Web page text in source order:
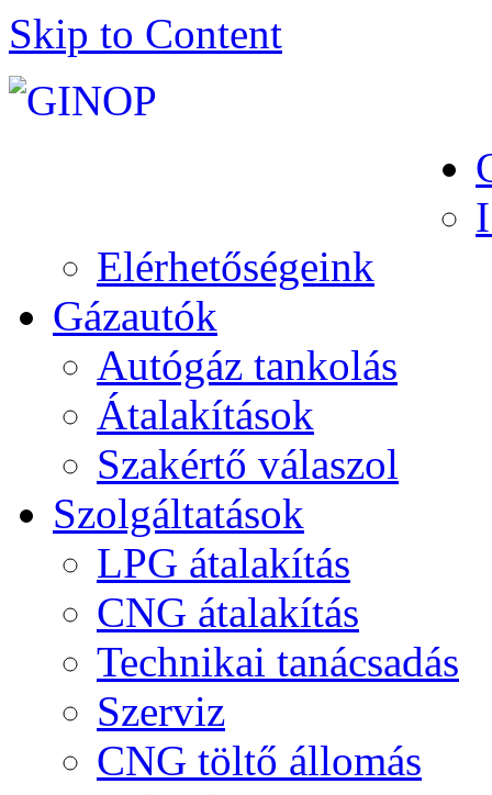
Skip to Content
Elérhetőségeink
Gázautók
Autógáz tankolás
Átalakítások
Szakértő válaszol
Szolgáltatások
LPG átalakítás
CNG átalakítás
Technikai tanácsadás
Szerviz
CNG töltő állomás